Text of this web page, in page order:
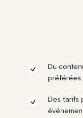
Du
Des tarifs